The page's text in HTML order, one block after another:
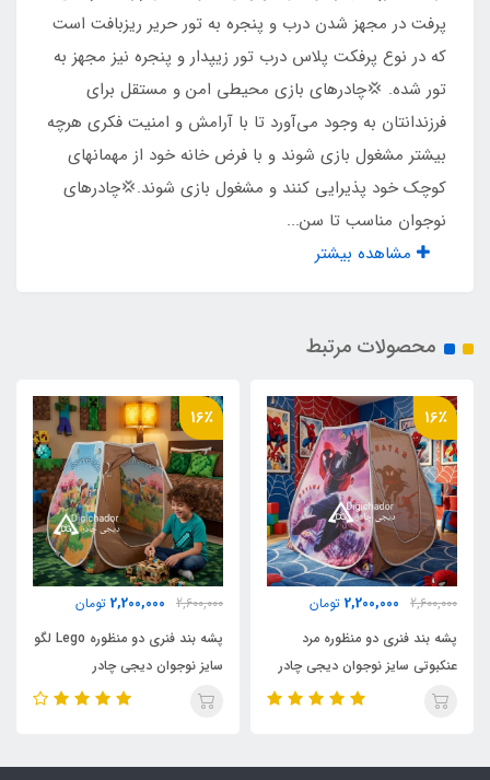
نوع زیپ ها
شماره 5
نوع چاپ تصویر
چاپ بنری
مناسب برای بازی
جنس کف
پلی استر پشت نقره ضد آب
وزن
2500 گرم
اقلام همراه
کیف حمل مخصوص بنددار کوله ای
نوع اسکلت
ابریشم
پرفت در مجهز شدن درب و پنجره به تور حریر ریزبافت است
که در نوع پرفکت پلاس درب تور زیپدار و پنجره نیز مجهز به
تور شده. 💢چادرهای بازی محیطی امن و مستقل برای
فرزندانتان به وجود می‌آورد تا با آرامش و امنیت فکری هرچه
بیشتر مشغول بازی شوند و با فرض خانه خود از مهمانهای
کوچک خود پذیرایی کنند و مشغول بازی شوند.💢چادرهای
نوجوان مناسب تا سن...
مشاهده بیشتر
محصولات مرتبط
16٪
2,600,000
2,200,000 تومان
پشه بند فنری دو منظوره مرد
عنکبوتی سایز نوجوان دیجی چادر
16٪
2,600,000
2,200,000 تومان
پشه بند فنری دو منظوره Lego لگو
سایز نوجوان دیجی چادر